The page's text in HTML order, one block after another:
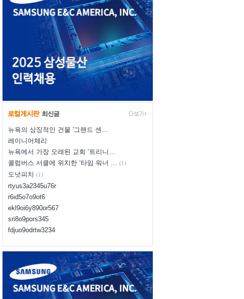
뉴욕의 상징적인 건물 '그랜드 센…
레이니어체리
뉴욕에서 가장 오래된 교회 ‘트리니…
콜럼버스 서클에 위치한 ‘타임 워너 … (1)
도넛피치 (1)
rtyus3a2345u76r
r6id5o7o9ot6
ekl9oi6y890or567
sri8o9pors345
fdjuo9odrtw3234